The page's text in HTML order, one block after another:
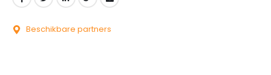
Beschikbare partners